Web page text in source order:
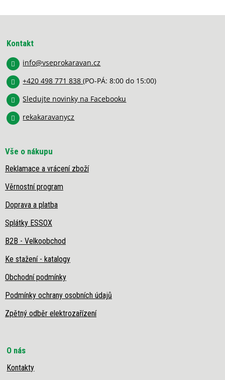
á
v
y
Kontakt
info@vseprokaravan.cz
+420 498 771 838(PO-PÁ: 8:00 do 15:00)
Sledujte novinky na Facebooku
rekakaravanycz
Vše o nákupu
Reklamace a vrácení zboží
Věrnostní program
Doprava a platba
Splátky ESSOX
B2B - Velkoobchod
Ke stažení - katalogy
Obchodní podmínky
Podmínky ochrany osobních údajů
Zpětný odběr elektrozařízení
O nás
Kontakty